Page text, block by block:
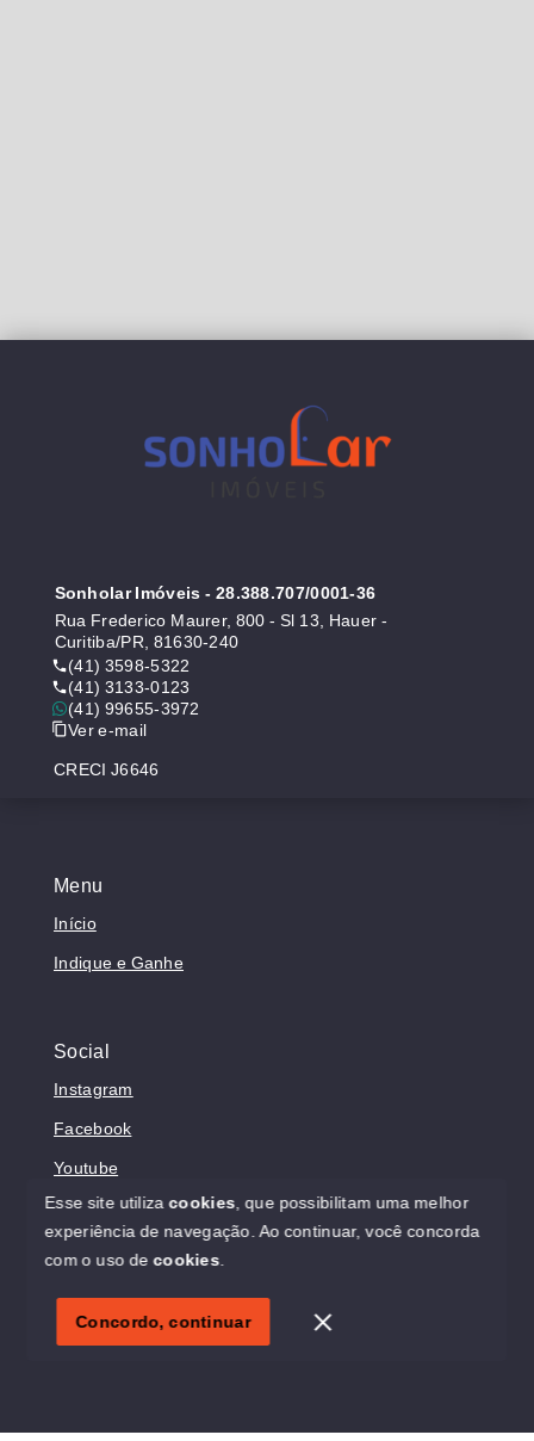
Menu
Início
Indique e Ganhe
Social
Instagram
Facebook
Youtube
© Copyright 2026 - Sonholar Imóveis - Todos os direitos
SITE PARA IMOBILIARIA
Sonholar Imóveis - 28.388.707/0001-36
Rua Frederico Maurer, 800 - Sl 13, Hauer -
Curitiba/PR, 81630-240
(41) 3598-5322
(41) 3133-0123
(41) 99655-3972
Ver e-mail
CRECI J6646
Esse site utilizacookies , que possibilitam uma melhor
experiência de navegação. Ao continuar, você concorda
com o uso decookies
Concordo, continuar